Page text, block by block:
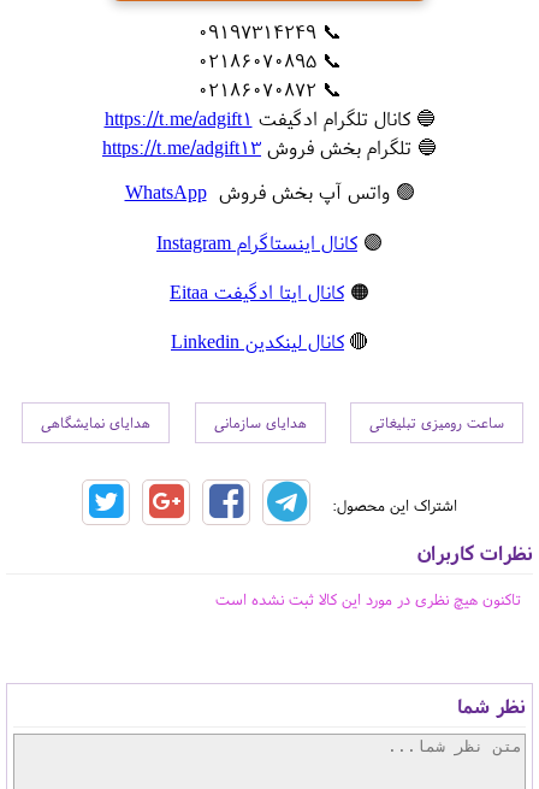
📞 09197314249
📞 02186070895
📞 02186070872
🔵 کانال تلگرام ادگیفت https://t.me/adgift1
🔵 تلگرام بخش فروش https://t.me/adgift13
🟢 واتس آپ بخش فروشWhatsApp
🟣 کانال اینستاگرام Instagram
🟠 کانال ایتا ادگیفت Eitaa
🔴 کانال لینکدین Linkedin
ساعت رومیزی تبلیغاتی هدایای سازمانی هدایای نمایشگاهی
اشتراک این محصول:
نظرات کاربران
تاکنون هیچ نظری در مورد این کالا ثبت نشده است
نظر شما